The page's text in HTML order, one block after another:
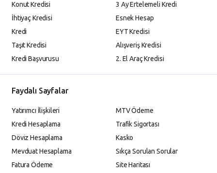
Konut Kredisi
İhtiyaç Kredisi
Kredi
Taşıt Kredisi
Kredi Başvurusu
3 Ay Ertelemeli Kredi
Esnek Hesap
EYT Kredisi
Alışveriş Kredisi
2. El Araç Kredisi
Faydalı Sayfalar
Yatırımcı İlişkileri
Kredi Hesaplama
Döviz Hesaplama
Mevduat Hesaplama
Fatura Ödeme
MTV Ödeme
Trafik Sigortası
Kasko
Sıkça Sorulan Sorular
Site Haritası